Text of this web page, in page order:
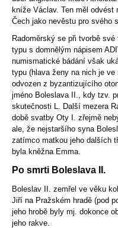
kníže Václav. Ten měl odvést
Čech jako nevěstu pro svého
Radoměrský se při tvorbě
typu s domnělým nápisem
numismatické bádání však
typu (hlava ženy na nich je
odvozen z byzantizujícího
jméno Boleslava II., kdy tzv.
skutečnosti L. Další mezera
době svatby Oty I. zřejmě
ale, že nejstaršího syna
zatímco matkou jeho dalších
byla kněžna Emma.
Po smrti Boleslava II.
Boleslav II. zemřel ve věku
Jiří na Pražském hradě (pod
jeho hrobě byly mj. dokonce
jeho rakve.